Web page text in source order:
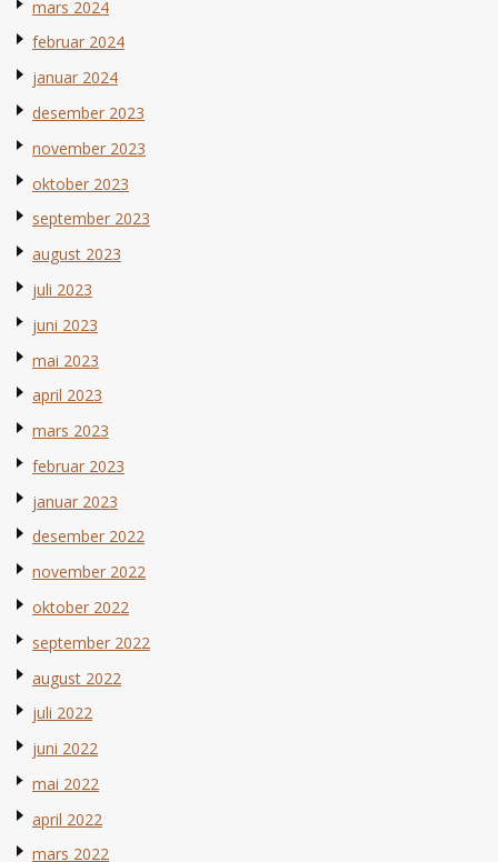
mars 2024
februar 2024
januar 2024
desember 2023
november 2023
oktober 2023
september 2023
august 2023
juli 2023
juni 2023
mai 2023
april 2023
mars 2023
februar 2023
januar 2023
desember 2022
november 2022
oktober 2022
september 2022
august 2022
juli 2022
juni 2022
mai 2022
april 2022
mars 2022